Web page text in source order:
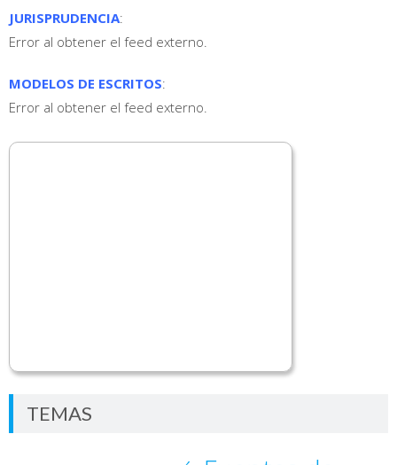
JURISPRUDENCIA:
Error al obtener el feed externo.
MODELOS DE ESCRITOS:
Error al obtener el feed externo.
TEMAS